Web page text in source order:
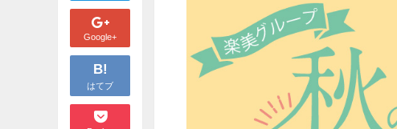
Google+
B!
はてブ